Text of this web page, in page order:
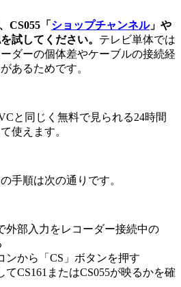
CS055「 ショップチャンネル」や
試してください。 テレビ単体では
ダーの個体差やケーブルの接続経
あるためです。
と同じく無料で見られる24時間
使えます。
手順は次の通りです。
外部入力をレコーダー接続中の
ンから「CS」ボタンを押す
てCS161またはCS055が映るかを確